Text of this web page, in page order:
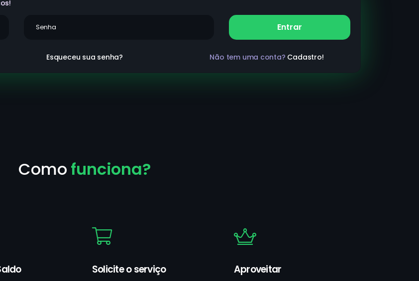
Entrar
Esqueceu sua senha? Não tem uma conta? Cadastro!
Como funciona?
Solicite o serviço Aproveitar